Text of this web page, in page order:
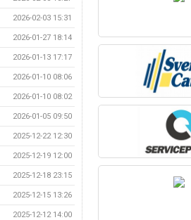
2026-02-03 15:31
2026-01-27 18:14
2026-01-13 17:17
2026-01-10 08:06
2026-01-10 08:02
2026-01-05 09:50
2025-12-22 12:30
2025-12-19 12:00
2025-12-18 23:15
2025-12-15 13:26
2025-12-12 14:00